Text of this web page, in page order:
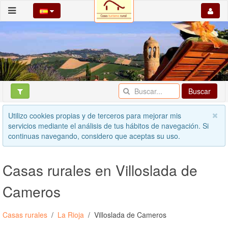
Buscar
Utilizo cookies propias y de terceros para mejorar mis
servicios mediante el análisis de tus hábitos de navegación. Si
continuas navegando, considero que aceptas su uso.
Casas rurales en Villoslada de
Cameros
Casas rurales La Rioja Villoslada de Cameros